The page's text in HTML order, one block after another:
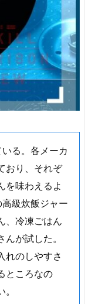
る。各メーカ
おり、それぞ
を味わえるよ
級炊飯ジャー
、冷凍ごはん
が試した。
れのしやすさ
ところなの